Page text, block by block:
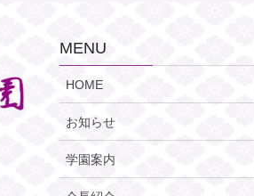
MENU
HOME
お知らせ
学園案内